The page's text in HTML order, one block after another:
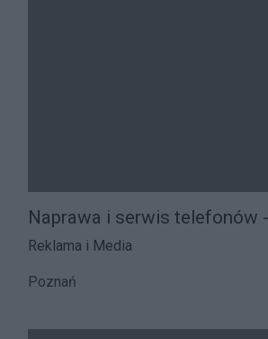
Naprawa i serwis telefonów
Reklama i Media
Poznań